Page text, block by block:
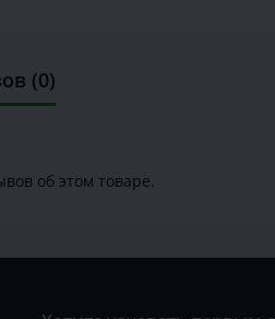
(0)
об этом товаре.